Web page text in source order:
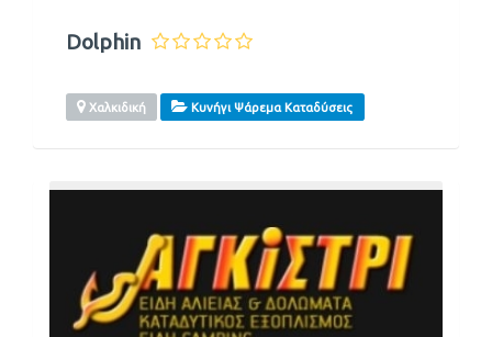
Dolphin
Χαλκιδική Κυνήγι Ψάρεμα Καταδύσεις